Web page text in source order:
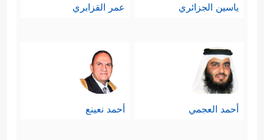
ياسين الجزائري عمر القزابري
أحمد العجمي أحمد نعينع